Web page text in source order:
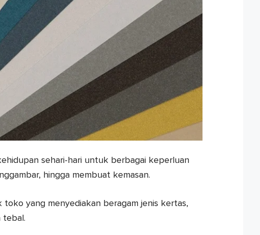
sehari-hari untuk berbagai keperluan
hingga membuat kemasan.
toko yang menyediakan beragam jenis kertas,
tebal.